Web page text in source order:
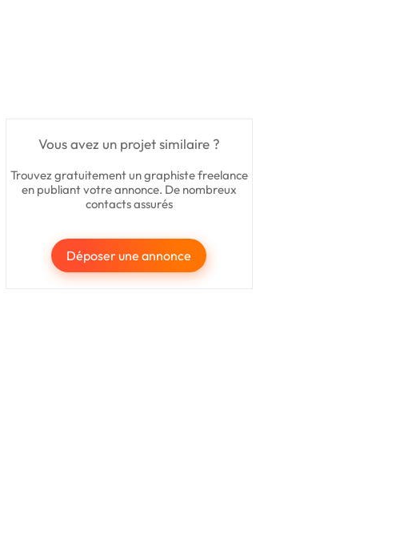
Vous avez un projet similaire ?
Trouvez gratuitement un graphiste freelance
en publiant votre annonce. De nombreux
contacts assurés
Déposer une annonce